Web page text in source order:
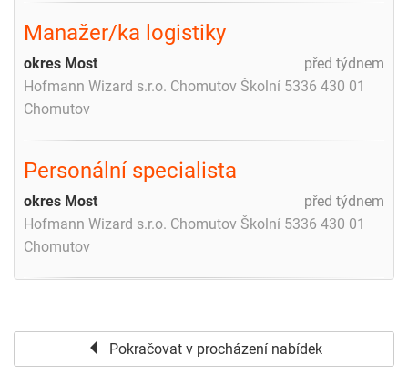
Manažer/ka logistiky
před týdnem
okres Most
Hofmann Wizard s.r.o. Chomutov Školní 5336 430 01
Chomutov
Personální specialista
před týdnem
okres Most
Hofmann Wizard s.r.o. Chomutov Školní 5336 430 01
Chomutov
Pokračovat v procházení nabídek